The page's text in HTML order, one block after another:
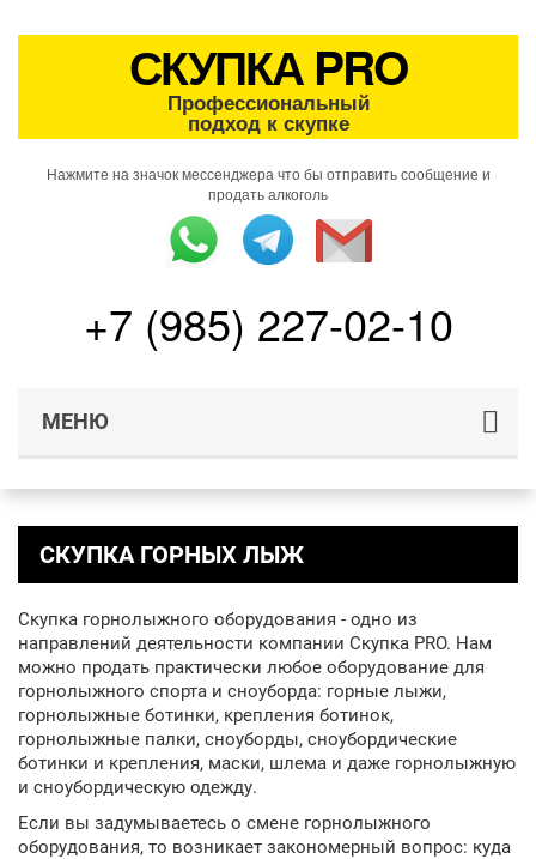
СКУПКА PRO
Профессиональный
подход к скупке
Нажмите на значок мессенджера что бы отправить сообщение и
продать алкоголь
+7 (985) 227-02-10
МЕНЮ
СКУПКА ГОРНЫХ ЛЫЖ
Скупка горнолыжного оборудования - одно из
направлений деятельности компании Скупка PRO. Нам
можно продать практически любое оборудование для
горнолыжного спорта и сноуборда: горные лыжи,
горнолыжные ботинки, крепления ботинок,
горнолыжные палки, сноуборды, сноубордические
ботинки и крепления, маски, шлема и даже горнолыжную
и сноубордическую одежду.
Если вы задумываетесь о смене горнолыжного
оборудования, то возникает закономерный вопрос: куда